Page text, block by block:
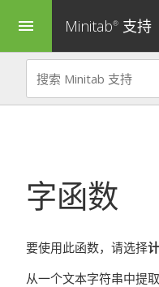
menu Minitab® 支持
字函数
要使用此函数，请选择
从一个文本字符串中提